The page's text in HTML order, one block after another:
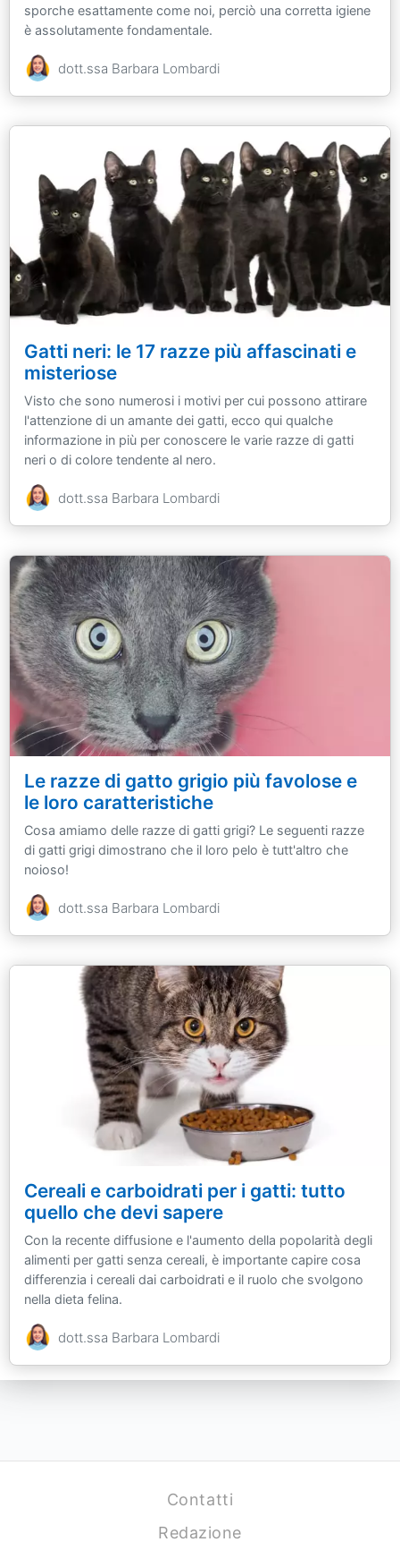
sporche esattamente come noi, perciò una corretta igiene
è assolutamente fondamentale.
dott.ssa Barbara Lombardi
Gatti neri: le 17 razze più affascinati e
misteriose
Visto che sono numerosi i motivi per cui possono attirare
l'attenzione di un amante dei gatti, ecco qui qualche
informazione in più per conoscere le varie razze di gatti
neri o di colore tendente al nero.
dott.ssa Barbara Lombardi
Le razze di gatto grigio più favolose e
le loro caratteristiche
Cosa amiamo delle razze di gatti grigi? Le seguenti razze
di gatti grigi dimostrano che il loro pelo è tutt'altro che
noioso!
dott.ssa Barbara Lombardi
Cereali e carboidrati per i gatti: tutto
quello che devi sapere
Con la recente diffusione e l'aumento della popolarità degli
alimenti per gatti senza cereali, è importante capire cosa
differenzia i cereali dai carboidrati e il ruolo che svolgono
nella dieta felina.
dott.ssa Barbara Lombardi
Contatti
Redazione